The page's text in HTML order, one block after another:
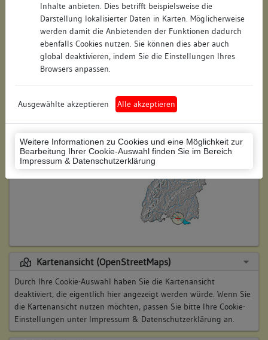
Inhalte anbieten. Dies betrifft beispielsweise die
Darstellung lokalisierter Daten in Karten. Möglicherweise
werden damit die Anbietenden der Funktionen dadurch
ebenfalls Cookies nutzen. Sie können dies aber auch
global deaktivieren, indem Sie die Einstellungen Ihres
Browsers anpassen.
Ausgewählte akzeptieren Alle akzeptieren
Weitere Informationen zu Cookies und eine Möglichkeit zur
Bearbeitung Ihrer Cookie-Auswahl finden Sie im Bereich
Impressum & Datenschutzerklärung
Regierungsbezirk: Freiburg
Konstanz (Landkreis)
Wohnplatzschlüssel: 8335043012
Flurstücknummer: keine
Historischer Straßenname: keiner
Lage des Wohnplatzes:
Kartenansicht (OpenStreetMaps)
Durch Ihre Cookie-Auswahl haben Sie die Kartenansicht
deaktiviert, die eigentlich hier angezeigt werden würde. Wenn Sie
die Kartenansicht nutzen möchten, passen Sie bitte Ihre Cookie-
Einstellungen unter Impressum & Datenschutzerklärung an.